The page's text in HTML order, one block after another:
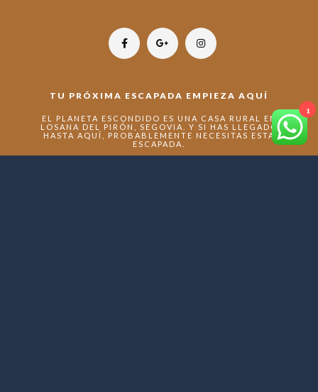
TU PRÓXIMA ESCAPADA EMPIEZA AQUÍ
EL PLANETA ESCONDIDO ES UNA CASA RURAL EN
LOSANA DEL PIRÓN, SEGOVIA. Y SI HAS LLEGADO
HASTA AQUÍ, PROBABLEMENTE NECESITAS ESTA
ESCAPADA.
1